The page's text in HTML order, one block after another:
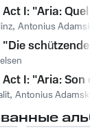
I: "Aria:
, Antonius Adamske
I: "Aria:
, Antonius Adamske